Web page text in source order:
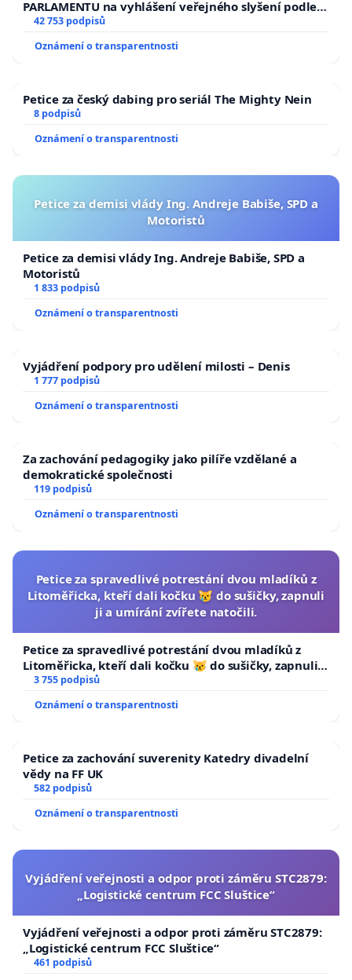
PARLAMENTU na vyhlášení veřejného slyšení podle §
144 jednacího řádu Senátu k návrhu na přijetí
usnesení k podání ústavní žaloby na prezidenta
republiky
42 753 podpisů
Oznámení o transparentnosti
Petice za český dabing pro seriál The Mighty Nein
8 podpisů
Oznámení o transparentnosti
Petice za demisi vlády Ing. Andreje Babiše, SPD a
Motoristů
Petice za demisi vlády Ing. Andreje Babiše, SPD a
Motoristů
1 833 podpisů
Oznámení o transparentnosti
Vyjádření podpory pro udělení milosti – Denis
1 777 podpisů
Oznámení o transparentnosti
Za zachování pedagogiky jako pilíře vzdělané a
demokratické společnosti
119 podpisů
Oznámení o transparentnosti
Petice za spravedlivé potrestání dvou mladíků z
Litoměřicka, kteří dali kočku 😿 do sušičky, zapnuli
ji a umírání zvířete natočili.
Petice za spravedlivé potrestání dvou mladíků z
Litoměřicka, kteří dali kočku 😿 do sušičky, zapnuli ji
a umírání zvířete natočili.
3 755 podpisů
Oznámení o transparentnosti
Petice za zachování suverenity Katedry divadelní
vědy na FF UK
582 podpisů
Oznámení o transparentnosti
Vyjádření veřejnosti a odpor proti záměru STC2879:
„Logistické centrum FCC Sluštice“
Vyjádření veřejnosti a odpor proti záměru STC2879:
„Logistické centrum FCC Sluštice“
461 podpisů